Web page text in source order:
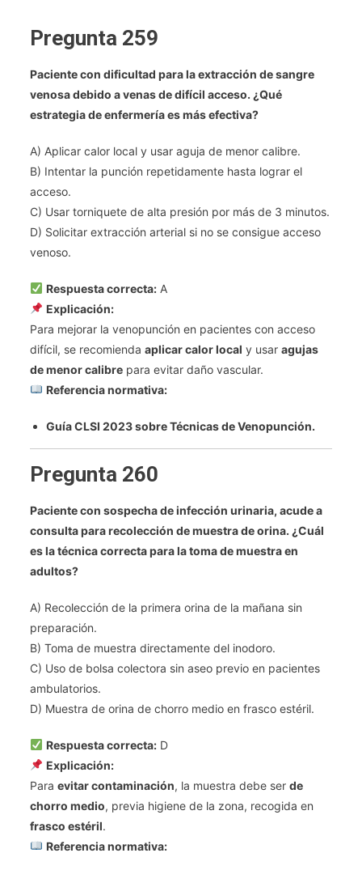
Pregunta 259
Paciente con dificultad para la extracción de sangre
venosa debido a venas de difícil acceso. ¿Qué
estrategia de enfermería es más efectiva?
A) Aplicar calor local y usar aguja de menor calibre.
B) Intentar la punción repetidamente hasta lograr el
acceso.
C) Usar torniquete de alta presión por más de 3 minutos.
D) Solicitar extracción arterial si no se consigue acceso
venoso.
Respuesta correcta: A
Explicación:
Para mejorar la venopunción en pacientes con acceso
difícil, se recomiendaaplicar calor local y usaragujas
de menor calibre para evitar daño vascular.
Referencia normativa:
Guía CLSI 2023 sobre Técnicas de Venopunción.
Pregunta 260
Paciente con sospecha de infección urinaria, acude a
consulta para recolección de muestra de orina. ¿Cuál
es la técnica correcta para la toma de muestra en
adultos?
A) Recolección de la primera orina de la mañana sin
preparación.
B) Toma de muestra directamente del inodoro.
C) Uso de bolsa colectora sin aseo previo en pacientes
ambulatorios.
D) Muestra de orina de chorro medio en frasco estéril.
Respuesta correcta: D
Explicación:
Paraevitar contaminación, la muestra debe serde
chorro medio, previa higiene de la zona, recogida en
frasco estéril.
Referencia normativa: